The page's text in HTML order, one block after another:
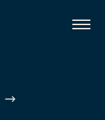
Menü